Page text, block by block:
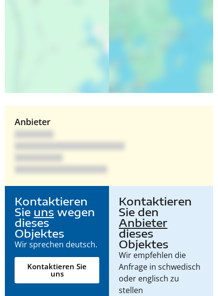
Anbieter
Kontaktieren
Sie uns wegen
dieses
Objektes
Wir sprechen deutsch.
Kontaktieren Sie
uns
Kontaktieren
Sie den
Anbieter
dieses
Objektes
Wir empfehlen die
Anfrage in schwedisch
oder englisch zu
stellen